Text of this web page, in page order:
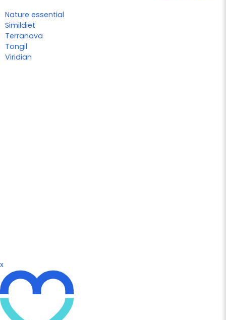
Nature essential
Simildiet
Terranova
Tongil
Viridian
x